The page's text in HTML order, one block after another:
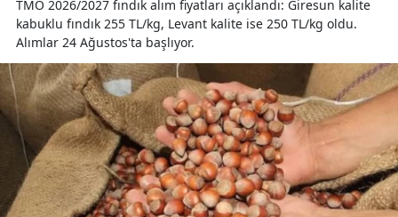
TMO 2026/2027 fındık alım fiyatları açıklandı: Giresun kalite
kabuklu fındık 255 TL/kg, Levant kalite ise 250 TL/kg oldu.
Alımlar 24 Ağustos'ta başlıyor.